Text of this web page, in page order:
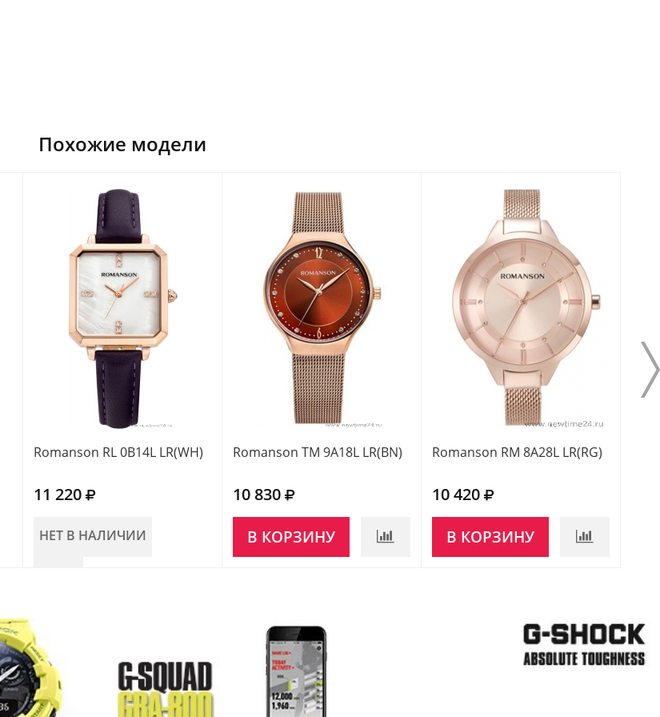
Похожие модели
Romanson RL 0B14L LR(WH)
11 220
НЕТ В НАЛИЧИИ
Romanson TM 9A18L LR(BN)
10 830
В КОРЗИНУ
Romanson RM 8A28L LR(RG)
10 420
В КОРЗИНУ